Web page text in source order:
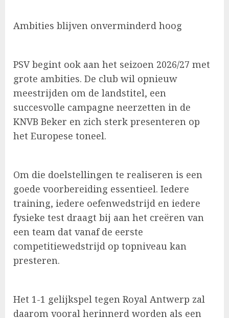
Ambities blijven onverminderd hoog
PSV begint ook aan het seizoen 2026/27 met
grote ambities. De club wil opnieuw
meestrijden om de landstitel, een
succesvolle campagne neerzetten in de
KNVB Beker en zich sterk presenteren op
het Europese toneel.
Om die doelstellingen te realiseren is een
goede voorbereiding essentieel. Iedere
training, iedere oefenwedstrijd en iedere
fysieke test draagt bij aan het creëren van
een team dat vanaf de eerste
competitiewedstrijd op topniveau kan
presteren.
Het 1-1 gelijkspel tegen Royal Antwerp zal
daarom vooral herinnerd worden als een